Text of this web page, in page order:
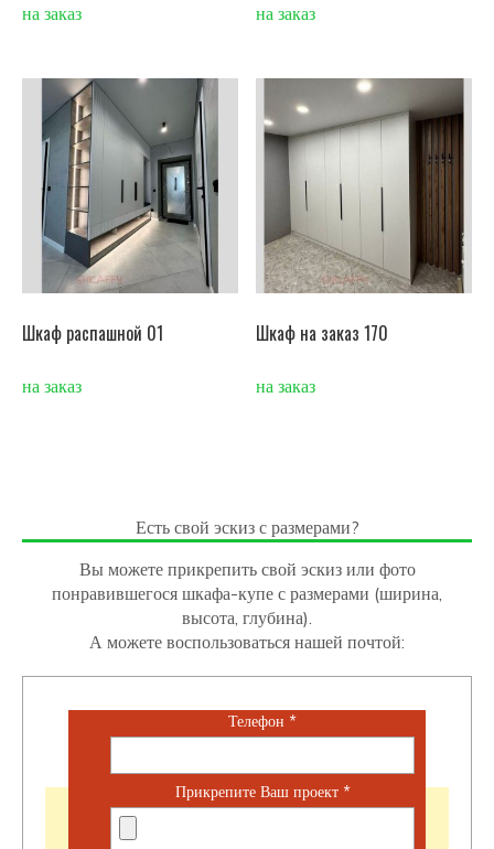
на заказ на заказ
Шкаф распашной 01
на заказ
Шкаф на заказ 170
на заказ
Есть свой эскиз с размерами?
Вы можете прикрепить свой эскиз или фото
понравившегося шкафа-купе с размерами (ширина,
высота, глубина).
А можете воспользоваться нашей почтой:
Телефон *
Прикрепите Ваш проект *